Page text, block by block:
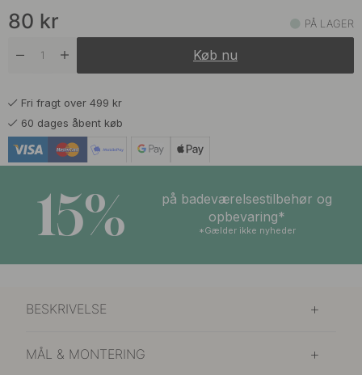
På lager
80 kr PÅ LAGER
Køb nu
Fri fragt over 499 kr
60 dages åbent køb
15%
på badeværelsestilbehør og
opbevaring*
*Gælder ikke nyheder
BESKRIVELSE
MÅL & MONTERING